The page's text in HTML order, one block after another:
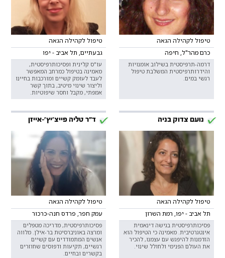
טיפול לקהילה הגאה
כרם מהר"ל, חיפה
דרמה-תרפיסטית בשילוב אומנויות
והידרותרפיסטית המשלבת טיפול
רגשי במים.
טיפול לקהילה הגאה
גבעתיים, תל אביב - יפו
עו"ס קלינית ופסיכותרפיסטית,
מאמינה בטיפול כמרחב המאפשר
לעבד לעומק קשיים ומורכבות בחיינו
וליצור שינוי מיטיב, בתוך קשר
אמפתי, מקבל וחסר שיפוטיות.
נועם צדוק בניה
טיפול לקהילה הגאה
תל אביב - יפו, רמת השרון
פסיכותרפיסטית בגישה דינאמית
אינטגרטיבית. מאמינה כי הטיפול הוא
הזדמנות להיפגש עם עצמנו, להכיר
את העולם הפנימי ולחולל שינוי.
ד"ר טליה פייצ'יץ'-אייזן
טיפול לקהילה הגאה
עמק חפר, פרדס חנה-כרכור
פסיכותרפיסטית, מדריכה מטפלים
ומרצה באוניברסיטת בר-אילן. מלווה
אנשים המתמודדים עם קשיים
רגשיים, תקיעות ודפוסים שחוזרים
בקשרים ובחיים.